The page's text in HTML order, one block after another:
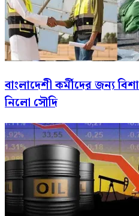
বাংলাদেশী কর্মীদের জন্য
নিলো সৌদি